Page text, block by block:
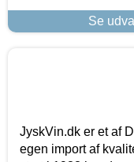
Se
JyskVin.dk er et af
egen import af